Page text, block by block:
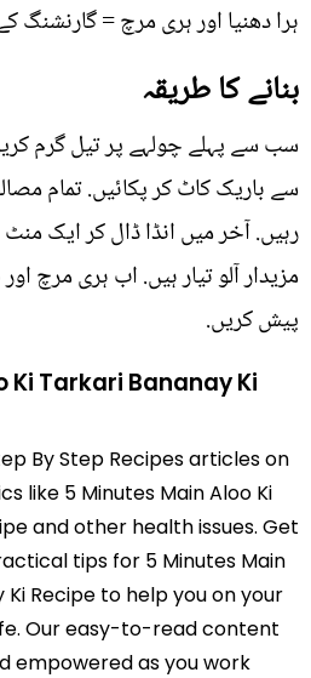
ہرا دھنیا اور ہری مرچ = گارنشنگ
بنانے کا طریقہ
سب سے پہلے چولہے پر تیل گرم
سے باریک کاٹ کر پکائیں. تمام
رہیں. آخر میں انڈا ڈال کر ایک
مزیدار آلو تیار ہیں. اب ہری مرچ
پیش کریں.
Ki Tarkari Bananay Ki
By Step Recipes articles on
like 5 Minutes Main Aloo Ki
and other health issues. Get
tips for 5 Minutes Main
Ki Recipe to help you on your
Our easy-to-read content
empowered as you work